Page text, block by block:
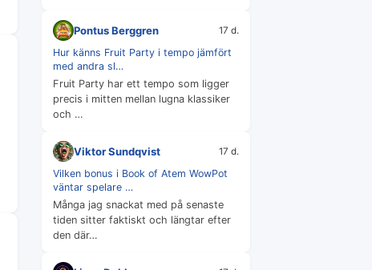
Pontus Berggren 17 d.
Hur känns Fruit Party i tempo jämfört
med andra sl…
Fruit Party har ett tempo som ligger
precis i mitten mellan lugna klassiker
och …
Viktor Sundqvist 17 d.
Vilken bonus i Book of Atem WowPot
väntar spelare …
Många jag snackat med på senaste
tiden sitter faktiskt och längtar efter
den där…